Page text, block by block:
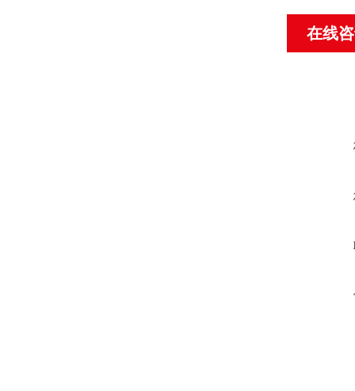
在线